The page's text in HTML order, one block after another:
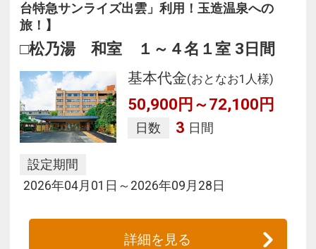
台特急サンライズ出雲」利用！玉造温泉への
旅！】
□松乃湯 和室 １～４名１室 3日間
基本代金(おとなお1人様)
50,900円～72,100円
日数 3 日間
設定期間
2026年04月01日～2026年09月28日
詳細を見る